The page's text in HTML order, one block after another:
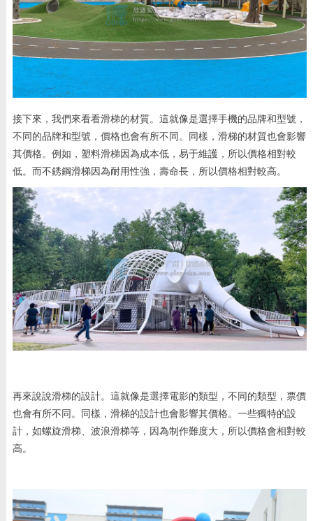
接下來，我們來看看滑梯的材質。這就像是選擇手機的品牌和型號，
不同的品牌和型號，價格也會有所不同。同樣，滑梯的材質也會影響
其價格。例如，塑料滑梯因為成本低，易于維護，所以價格相對較
低。而不銹鋼滑梯因為耐用性強，壽命長，所以價格相對較高。
再來說說滑梯的設計。這就像是選擇電影的類型，不同的類型，票價
也會有所不同。同樣，滑梯的設計也會影響其價格。一些獨特的設
計，如螺旋滑梯、波浪滑梯等，因為制作難度大，所以價格會相對較
高。